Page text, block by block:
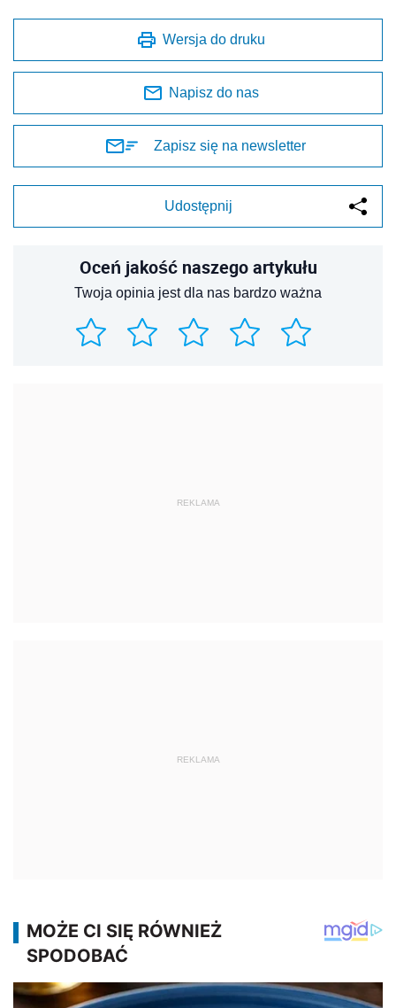
Wersja do druku
Napisz do nas
Zapisz się na newsletter
Udostępnij
Oceń jakość naszego artykułu
Twoja opinia jest dla nas bardzo ważna
REKLAMA
REKLAMA